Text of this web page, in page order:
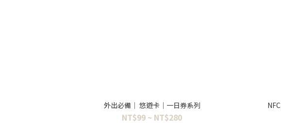
外出必備｜ 悠遊卡｜一日券系列
NT$99 ~ NT$280